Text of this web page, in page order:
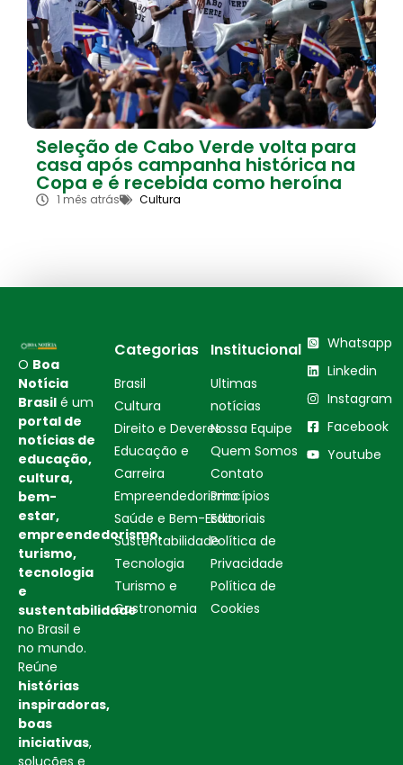
Seleção de Cabo Verde volta para
casa após campanha histórica na
Copa e é recebida como heroína
1 mês atrás Cultura
O Boa
Notícia
Brasil é um
portal de
notícias de
educação,
cultura,
bem-
estar,
empreendedorismo,
turismo,
tecnologia
e
sustentabilidade
no Brasil e
no mundo.
Reúne
histórias
inspiradoras,
boas
iniciativas,
soluções e
Categorias
Brasil
Cultura
Direito e Deveres
Educação e
Carreira
Empreendedorismo
Saúde e Bem-Estar
Sustentabilidade
Tecnologia
Turismo e
Gastronomia
Institucional
Ultimas
notícias
Nossa Equipe
Quem Somos
Contato
Princípios
Editoriais
Política de
Privacidade
Política de
Cookies
Whatsapp
Linkedin
Instagram
Facebook
Youtube